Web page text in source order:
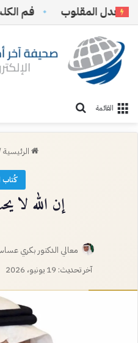
المقلوب فم الكلب
القائمة
الرئيسية
كُتاب
إن الله لا
معالي الدكتور بكري
آخر تحديث: 19 يونيو، 2026